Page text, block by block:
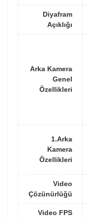
Diyafram
Açıklığı
Arka Kamera
Genel
Özellikleri
1.Arka
Kamera
Özellikleri
Video
Çözünürlüğü
Video FPS